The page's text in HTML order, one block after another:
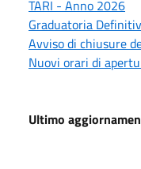
TARI - Anno 2026
Graduatoria
Avviso di chiusure
Nuovi orari di
Ultimo